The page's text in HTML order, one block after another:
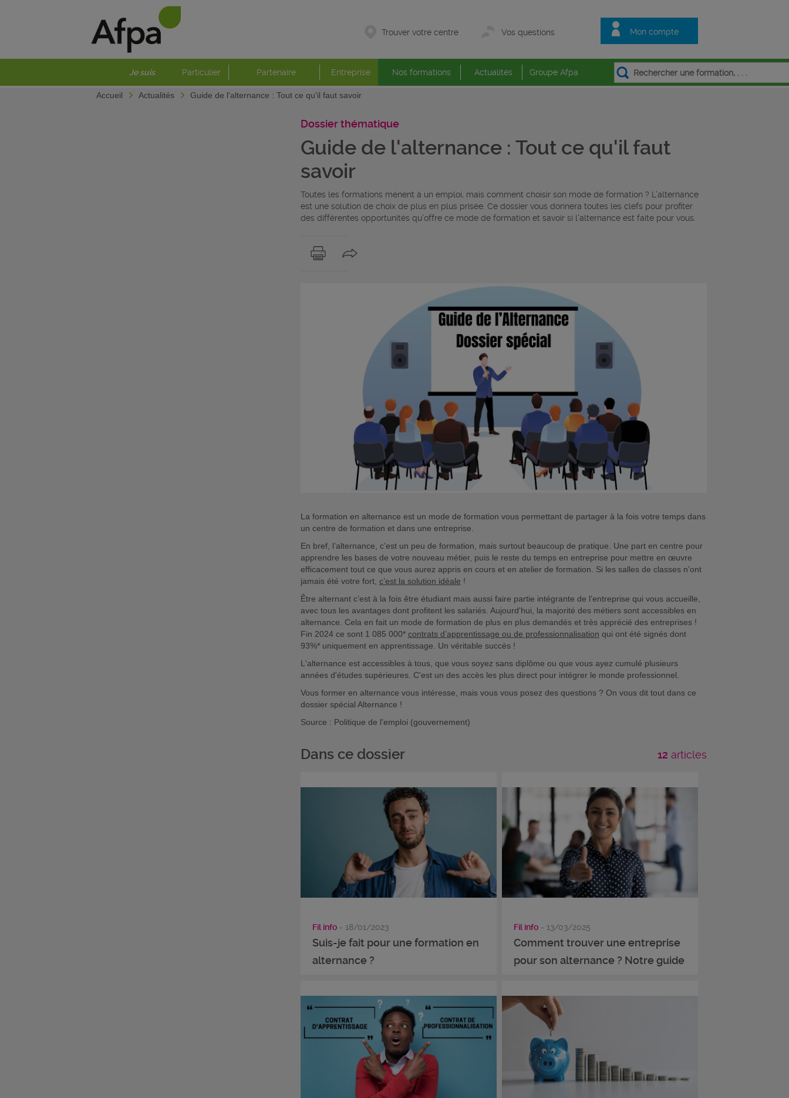
Mon compte
Trouver votre centre Vos questions
Je suis Particulier Partenaire Entreprise Nos formations Actualités Groupe Afpa
Accueil Actualités Guide de l'alternance : Tout ce qu'il faut savoir
Dossier thématique
Guide de l'alternance : Tout ce qu'il faut
savoir
Toutes les formations mènent à un emploi, mais comment choisir son mode de formation ? L’alternance
est une solution de choix de plus en plus prisée. Ce dossier vous donnera toutes les clefs pour profiter
des différentes opportunités qu’offre ce mode de formation et savoir si l’alternance est faite pour vous.
La formation en alternance est un mode de formation vous permettant de partager à la fois votre temps dans
un centre de formation et dans une entreprise.
En bref, l’alternance, c’est un peu de formation, mais surtout beaucoup de pratique. Une part en centre pour
apprendre les bases de votre nouveau métier, puis le reste du temps en entreprise pour mettre en œuvre
efficacement tout ce que vous aurez appris en cours et en atelier de formation. Si les salles de classes n’ont
jamais été votre fort, c’est la solution idéale !
Être alternant c’est à la fois être étudiant mais aussi faire partie intégrante de l’entreprise qui vous accueille,
avec tous les avantages dont profitent les salariés. Aujourd'hui, la majorité des métiers sont accessibles en
alternance. Cela en fait un mode de formation de plus en plus demandés et très apprécié des entreprises !
Fin 2024 ce sont 1 085 000* contrats d’apprentissage ou de professionnalisation qui ont été signés dont
93%* uniquement en apprentissage. Un véritable succès !
L'alternance est accessibles à tous, que vous soyez sans diplôme ou que vous ayez cumulé plusieurs
années d'études supérieures. C'est un des accès les plus direct pour intégrer le monde professionnel.
Vous former en alternance vous intéresse, mais vous vous posez des questions ? On vous dit tout dans ce
dossier spécial Alternance !
Source : Politique de l'emploi (gouvernement)
Dans ce dossier 12 articles
Fil info - 18/01/2023
Suis-je fait pour une formation en
alternance ?
Fil info - 13/03/2025
Comment trouver une entreprise
pour son alternance ? Notre guide